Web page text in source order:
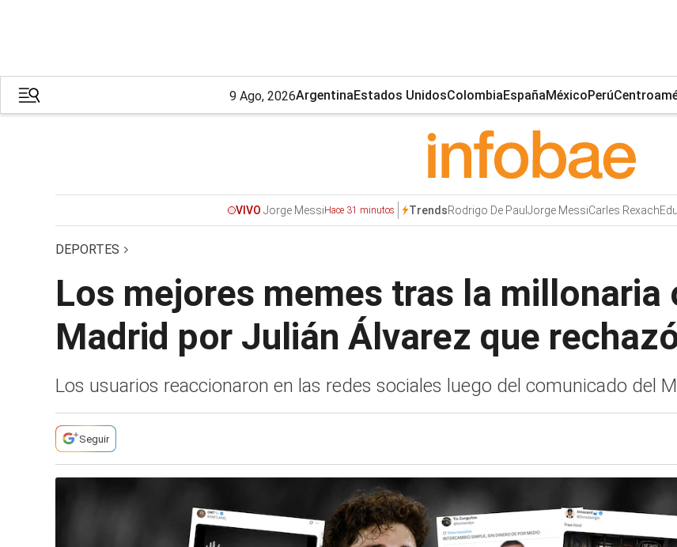
9 Ago, 2026ArgentinaEstados UnidosColombiaEspañaMéxicoPerú
VIVO Jorge MessiHace 31 minutos TrendsRodrigo De PaulJorge MessiCarles Rexach
DEPORTES
Los mejores memes tras la millonaria
Madrid por Julián Álvarez que
Los usuarios reaccionaron en las redes sociales luego del comunicado del
Seguir